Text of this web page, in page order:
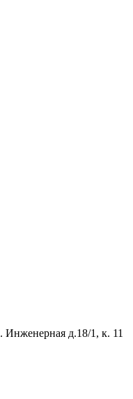
Инженерная д.18/1, к. 11